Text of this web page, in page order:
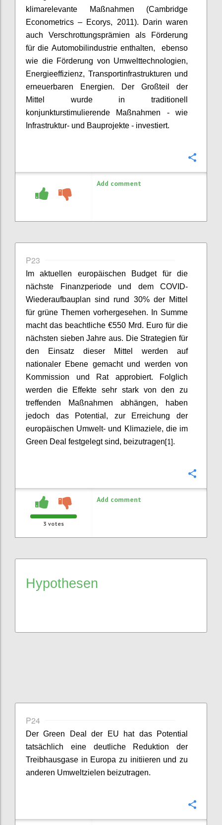
klimarelevante Maßnahmen (Cambridge
Econometrics – Ecorys, 2011). Darin waren
auch Verschrottungsprämien als Förderung
für die Automobilindustrie enthalten,
ebenso
wie die Förderung von Umwelttechnologien,
Energieeffizienz, Transportinfrastrukturen und
erneuerbaren Energien. Der Großteil der
Mittel wurde in traditionell
konjunkturstimulierende Maßnahmen - wie
Infrastruktur- und Bauprojekte - investiert.
Add comment
P23
Im aktuellen europäischen Budget für die
nächste Finanzperiode und dem COVID-
Wiederaufbauplan sind rund 30% der Mittel
für grüne Themen vorhergesehen. In Summe
macht das beachtliche €550 Mrd. Euro für die
nächsten sieben Jahre aus. Die Strategien für
den Einsatz dieser Mittel werden auf
nationaler Ebene gemacht und werden von
Kommission und Rat approbiert. Folglich
werden die Effekte sehr stark von den zu
treffenden Maßnahmen abhängen, haben
jedoch das Potential, zur Erreichung der
europäischen Umwelt- und Klimaziele, die im
Green Deal festgelegt sind, beizutragen[1].
3 votes
Add comment
Hypothesen
P24
Der Green Deal der EU hat das Potential
tatsächlich eine deutliche Reduktion der
Treibhausgase in Europa zu initiieren und zu
anderen Umweltzielen beizutragen.